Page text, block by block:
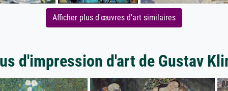
Afficher plus d'œuvres d'art similaires
d'impression d'art de Gustav